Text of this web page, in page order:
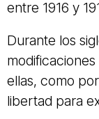
entre 1916 y
Durante los
ellas, como
libertad para